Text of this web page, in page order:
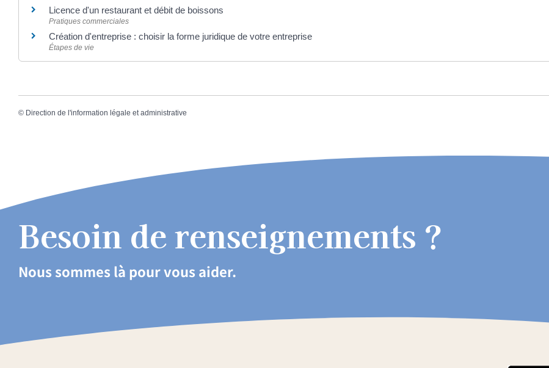
Licence d'un restaurant et débit de boissons
Pratiques commerciales
Création d'entreprise : choisir la forme juridique de votre entreprise
Étapes de vie
© Direction de l'information légale et administrative
Besoin de renseignements ?
Nous sommes là pour vous aider.